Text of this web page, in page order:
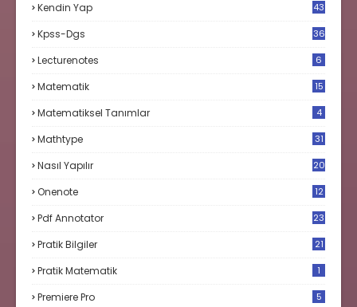
Kendin Yap 43
Kpss-Dgs 36
Lecturenotes 6
Matematik
15
Matematiksel Tanımlar 4
Mathtype 31
Nasıl Yapılır 20
Onenote 12
Pdf Annotator 23
Pratik Bilgiler 21
Pratik Matematik 1
Premiere Pro 5